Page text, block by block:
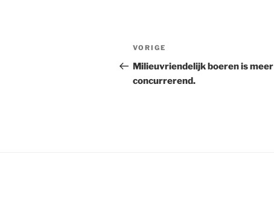
Bericht
navigatie
Vorig
bericht
VORIGE
Milieuvriendelijk boeren is meer
concurrerend.